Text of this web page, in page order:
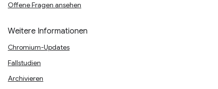
Offene Fragen ansehen
Weitere Informationen
Chromium-Updates
Fallstudien
Archivieren